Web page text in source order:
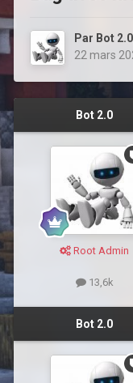
Par Bot 2.0
22 mars
Bot 2.0
Root Admin
13,6k
Bot 2.0